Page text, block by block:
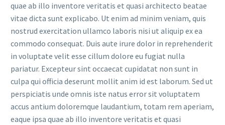
quae ab illo inventore veritatis et quasi architecto beatae
vitae dicta sunt explicabo. Ut enim ad minim veniam, quis
nostrud exercitation ullamco laboris nisi ut aliquip ex ea
commodo consequat. Duis aute irure dolor in reprehenderit
in voluptate velit esse cillum dolore eu fugiat nulla
pariatur. Excepteur sint occaecat cupidatat non sunt in
culpa qui officia deserunt mollit anim id est laborum. Sed ut
perspiciatis unde omnis iste natus error sit voluptatem
accus antium doloremque laudantium, totam rem aperiam,
eaque ipsa quae ab illo inventore veritatis et quasi